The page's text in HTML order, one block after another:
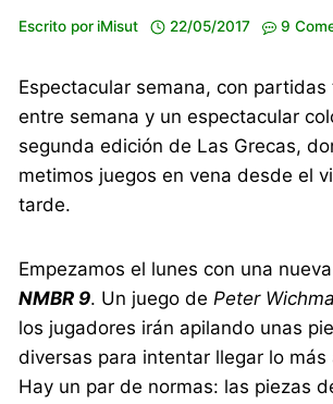
Escrito por iMisut 22/05/2017 9
Espectacular semana, con
entre semana y un espectacular
segunda edición de Las Grecas,
metimos juegos en vena desde el
tarde.
Empezamos el lunes con una
NMBR 9. Un juego dePeter
los jugadores irán apilando unas
diversas para intentar llegar lo más
Hay un par de normas: las piezas